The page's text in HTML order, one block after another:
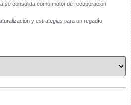
se consolida como motor de recuperación
y estrategias para un regadío